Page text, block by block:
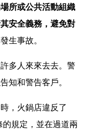
所或公共活動組織
安全義務，避免對
生事故。
多人來來去去。警
知和警告客戶。
，火鍋店違反了
的規定，並在過道兩